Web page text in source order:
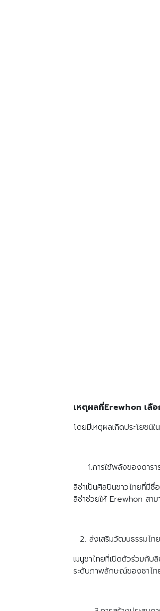
เหตุผลที่Erewhon เลื
โดยมีเหตุผลเกิดประโยชน์
1.การใช้พลังของดารา
ลิซ่าเป็นศิลปินชาวไทยที่มี
ลิซ่าช่วยให้ Erewhon สาม
ส่งเสริมวัฒนธรรมไทย
เมนูชาไทยที่เปิดตัวร่วมกับ
ระดับภาพลักษณ์ของชาไท